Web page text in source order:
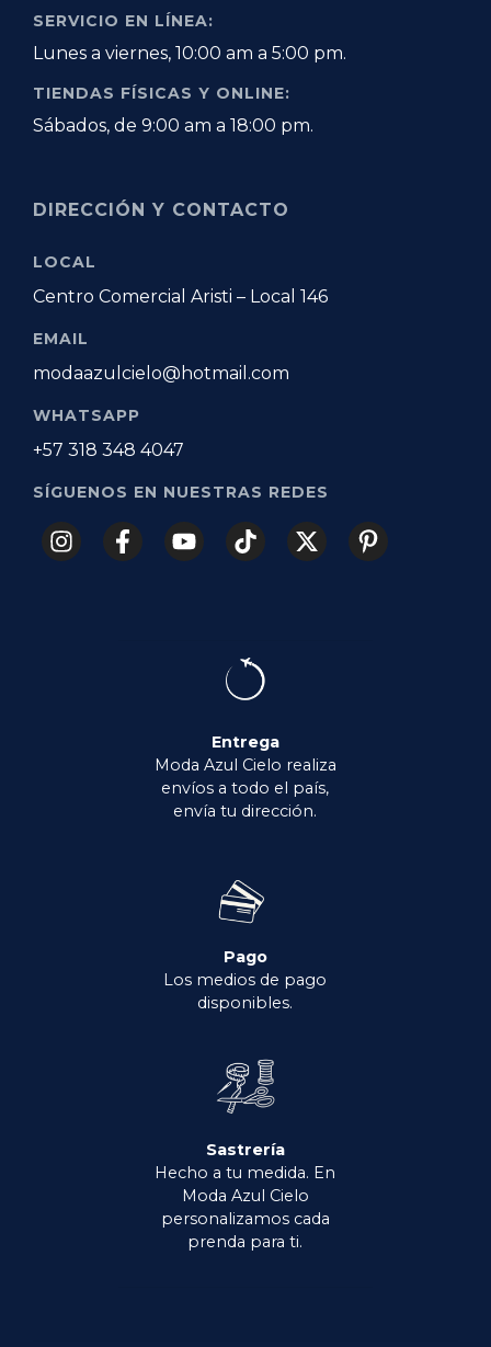
SERVICIO EN LÍNEA:
Lunes a viernes, 10:00 am a 5:00 pm.
TIENDAS FÍSICAS Y ONLINE:
Sábados, de 9:00 am a 18:00 pm.
DIRECCIÓN Y CONTACTO
LOCAL
Centro Comercial Aristi – Local 146
EMAIL
modaazulcielo@hotmail.com
WHATSAPP
+57 318 348 4047
SÍGUENOS EN NUESTRAS REDES
Entrega
Moda Azul Cielo realiza
envíos a todo el país,
envía tu dirección.
Pago
Los medios de pago
disponibles.
Sastrería
Hecho a tu medida. En
Moda Azul Cielo
personalizamos cada
prenda para ti.